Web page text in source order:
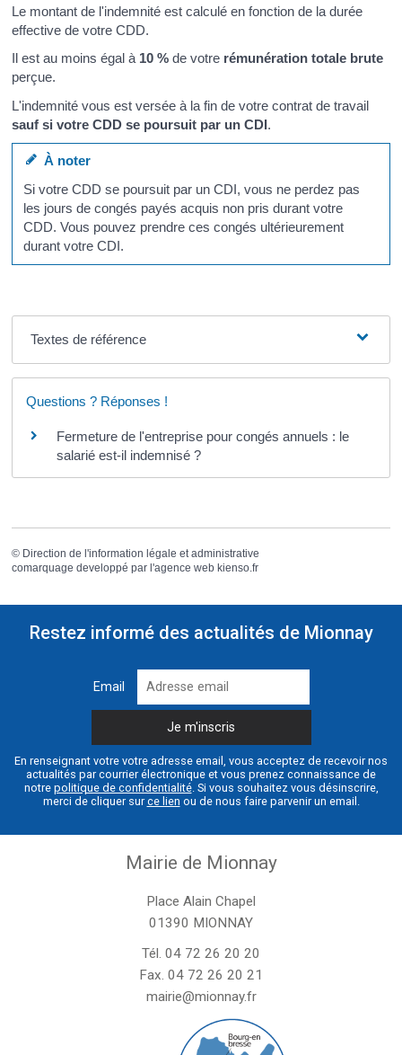
Le montant de l'indemnité est calculé en fonction de la durée
effective de votre CDD.
Il est au moins égal à 10 % de votre rémunération totale brute
perçue.
L'indemnité vous est versée à la fin de votre contrat de travail
sauf si votre CDD se poursuit par un CDI.
À noter
Si votre CDD se poursuit par un CDI, vous ne perdez pas
les jours de congés payés acquis non pris durant votre
CDD. Vous pouvez prendre ces congés ultérieurement
durant votre CDI.
Textes de référence
Questions ? Réponses !
Fermeture de l'entreprise pour congés annuels : le
salarié est-il indemnisé ?
© Direction de l'information légale et administrative
comarquage developpé par l'agence web kienso.fr
Restez informé des actualités de Mionnay
Email
En renseignant votre votre adresse email, vous acceptez de recevoir nos
actualités par courrier électronique et vous prenez connaissance de
notre politique de confidentialité. Si vous souhaitez vous désinscrire,
merci de cliquer surce lien ou de nous faire parvenir un email.
Mairie de Mionnay
Place Alain Chapel
01390 MIONNAY
Tél. 04 72 26 20 20
Fax. 04 72 26 20 21
mairie@mionnay.fr